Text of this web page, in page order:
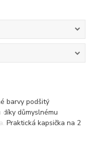
barvy podšitý
důmyslnému
Praktická kapsička na 2